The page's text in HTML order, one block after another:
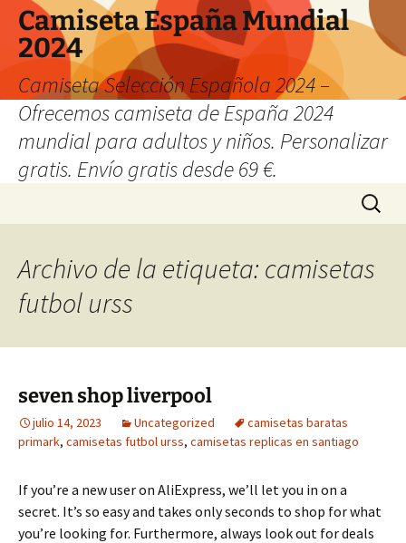
Camiseta España Mundial
2024
Camiseta Selección Española 2024 –
Ofrecemos camiseta de España 2024
mundial para adultos y niños. Personalizar
gratis. Envío gratis desde 69 €.
Buscar:
Archivo de la etiqueta: camisetas
futbol urss
seven shop liverpool
julio 14, 2023 Uncategorized
camisetas baratas
primark, camisetas futbol urss, camisetas replicas en santiago
If you’re a new user on AliExpress, we’ll let you in on a
secret. It’s so easy and takes only seconds to shop for what
you’re looking for. Furthermore, always look out for deals